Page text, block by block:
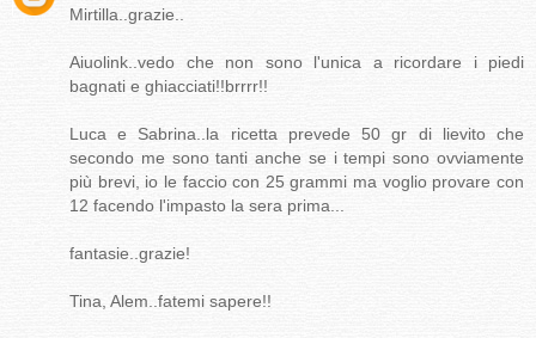
Mirtilla..grazie..
Aiuolink..vedo che non sono l'unica a ricordare i piedi
bagnati e ghiacciati!!brrrr!!
Luca e Sabrina..la ricetta prevede 50 gr di lievito che
secondo me sono tanti anche se i tempi sono ovviamente
più brevi, io le faccio con 25 grammi ma voglio provare con
12 facendo l'impasto la sera prima...
fantasie..grazie!
Tina, Alem..fatemi sapere!!